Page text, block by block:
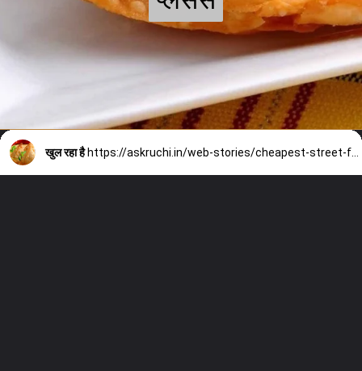
खुल रहा है https://askruchi.in/web-stories/cheapest-street-food-in-delhi-in-hindi/